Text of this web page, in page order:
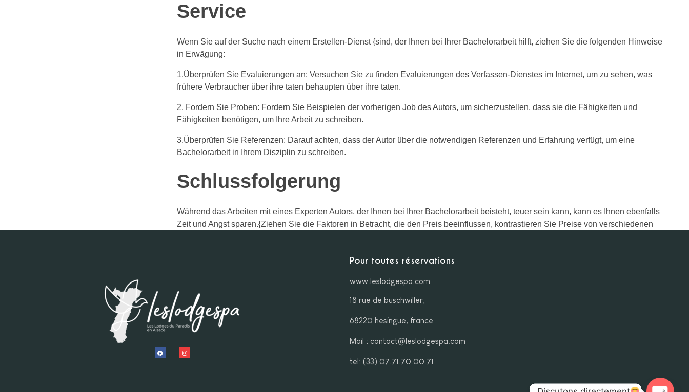
Service
Wenn Sie auf der Suche nach einem Erstellen-Dienst {sind, der Ihnen bei Ihrer Bachelorarbeit hilft, ziehen Sie die folgenden Hinweise
in Erwägung:
1.Überprüfen Sie Evaluierungen an: Versuchen Sie zu finden Evaluierungen des Verfassen-Dienstes im Internet, um zu sehen, was
frühere Verbraucher über ihre taten behaupten über ihre taten.
2. Fordern Sie Proben: Fordern Sie Beispielen der vorherigen Job des Autors, um sicherzustellen, dass sie die Fähigkeiten und
Fähigkeiten benötigen, um Ihre Arbeit zu schreiben.
3.Überprüfen Sie Referenzen: Darauf achten, dass der Autor über die notwendigen Referenzen und Erfahrung verfügt, um eine
Bachelorarbeit in Ihrem Disziplin zu schreiben.
Schlussfolgerung
Während das Arbeiten mit eines Experten Autors, der Ihnen bei Ihrer Bachelorarbeit beisteht, teuer sein kann, kann es Ihnen ebenfalls
Zeit und Angst sparen.{Ziehen Sie die Faktoren in Betracht, die den Preis beeinflussen, kontrastieren Sie Preise von verschiedenen
Pour toutes réservations
www.leslodgespa.com
18 rue de buschwiller,
68220 hesingue, france
Mail : contact@leslodgespa.com
tel: (33) 07.71.70.00.71